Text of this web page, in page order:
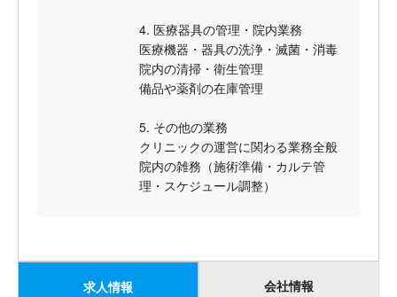
4. 医療器具の管理・院内業務
医療機器・器具の洗浄・滅菌・消毒
院内の清掃・衛生管理
備品や薬剤の在庫管理
5. その他の業務
クリニックの運営に関わる業務全般
院内の雑務（施術準備・カルテ管
理・スケジュール調整）
求人情報 会社情報